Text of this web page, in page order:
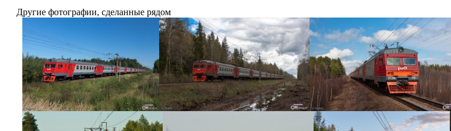
Другие фотографии, сделанные рядом